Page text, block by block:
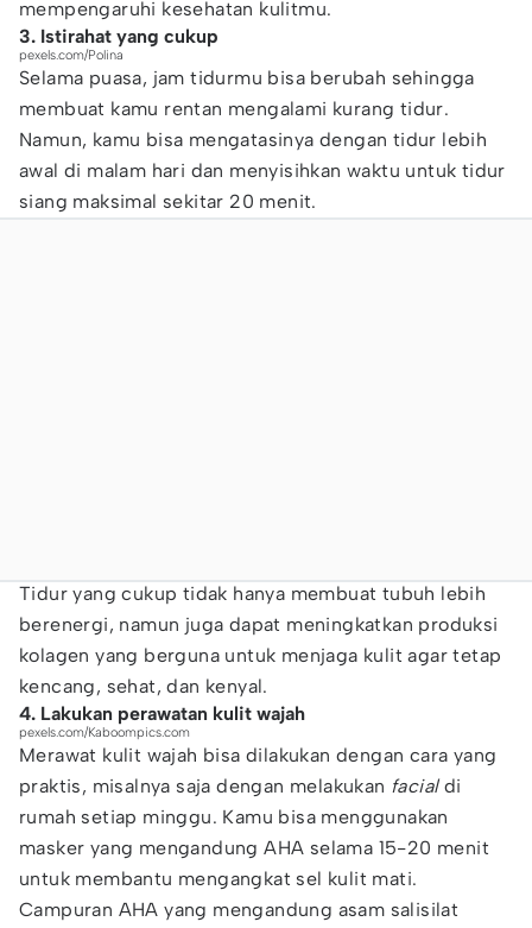
mempengaruhi kesehatan kulitmu.
3. Istirahat yang cukup
pexels.com/Polina
Selama puasa, jam tidurmu bisa berubah sehingga
membuat kamu rentan mengalami kurang tidur.
Namun, kamu bisa mengatasinya dengan tidur lebih
awal di malam hari dan menyisihkan waktu untuk tidur
siang maksimal sekitar 20 menit.
Tidur yang cukup tidak hanya membuat tubuh lebih
berenergi, namun juga dapat meningkatkan produksi
kolagen yang berguna untuk menjaga kulit agar tetap
kencang, sehat, dan kenyal.
4. Lakukan perawatan kulit wajah
pexels.com/Kaboompics.com
Merawat kulit wajah bisa dilakukan dengan cara yang
praktis, misalnya saja dengan melakukan facialdi
rumah setiap minggu. Kamu bisa menggunakan
masker yang mengandung AHA selama 15-20 menit
untuk membantu mengangkat sel kulit mati.
Campuran AHA yang mengandung asam salisilat